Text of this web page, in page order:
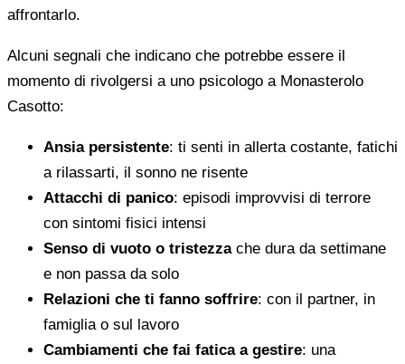
affrontarlo.
Alcuni segnali che indicano che potrebbe essere il
momento di rivolgersi a uno psicologo a Monasterolo
Casotto:
Ansia persistente: ti senti in allerta costante, fatichi
a rilassarti, il sonno ne risente
Attacchi di panico: episodi improvvisi di terrore
con sintomi fisici intensi
Senso di vuoto o tristezzache dura da settimane
e non passa da solo
Relazioni che ti fanno soffrire: con il partner, in
famiglia o sul lavoro
Cambiamenti che fai fatica a gestire: una